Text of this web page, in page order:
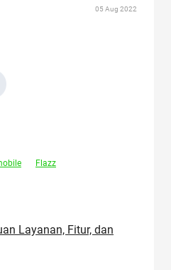
05 Aug 2022
Flazz
Layanan, Fitur, dan